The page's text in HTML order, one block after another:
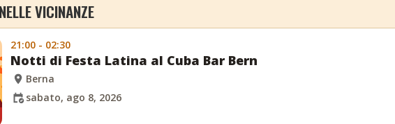
VICINANZE
21:00 - 02:30
Notti di Festa Latina al Cuba Bar Bern
Berna
sabato, ago 8, 2026